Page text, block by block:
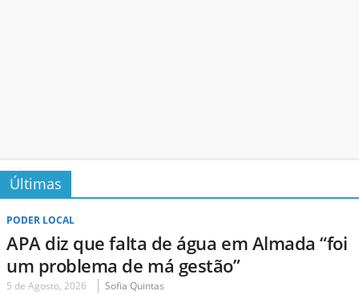
Últimas
PODER LOCAL
APA diz que falta de água em Almada “foi
um problema de má gestão”
5 de Agosto, 2026 Sofia Quintas